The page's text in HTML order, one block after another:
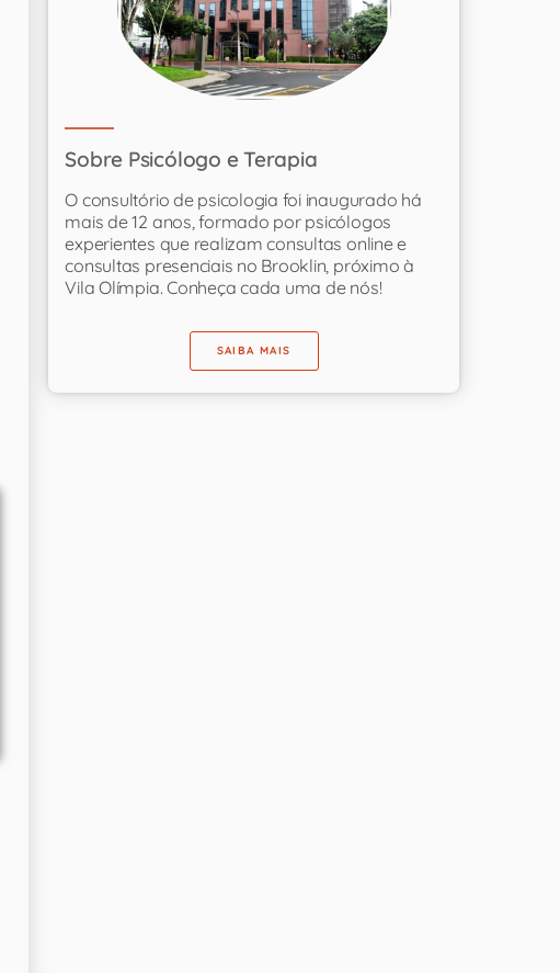
Sobre Psicólogo e Terapia
O consultório de psicologia foi inaugurado há
mais de 12 anos, formado por psicólogos
experientes que realizam consultas online e
consultas presenciais no Brooklin, próximo à
Vila Olímpia. Conheça cada uma de nós!
SAIBA MAIS